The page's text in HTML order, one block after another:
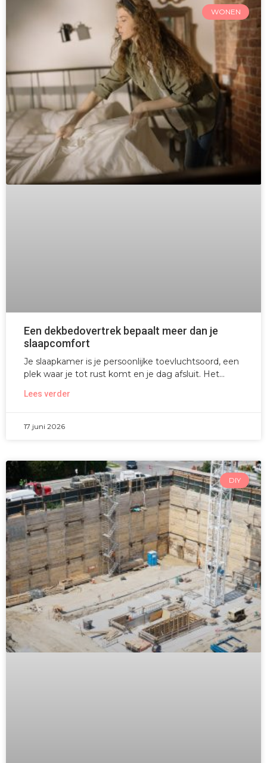
WONEN
Een dekbedovertrek bepaalt meer dan je
slaapcomfort
Je slaapkamer is je persoonlijke toevluchtsoord, een
plek waar je tot rust komt en je dag afsluit. Het
Lees verder
17 juni 2026
DIY